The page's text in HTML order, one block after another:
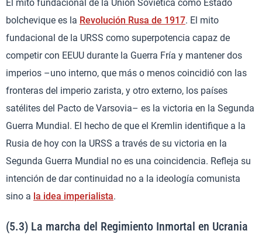
El mito fundacional de la Unión Soviética como Estado
bolchevique es la Revolución Rusa de 1917. El mito
fundacional de la URSS como superpotencia capaz de
competir con EEUU durante la Guerra Fría y mantener dos
imperios –uno interno, que más o menos coincidió con las
fronteras del imperio zarista, y otro externo, los países
satélites del Pacto de Varsovia– es la victoria en la Segunda
Guerra Mundial. El hecho de que el Kremlin identifique a la
Rusia de hoy con la URSS a través de su victoria en la
Segunda Guerra Mundial no es una coincidencia. Refleja su
intención de dar continuidad no a la ideología comunista
sino a la idea imperialista.
(5.3) La marcha del Regimiento Inmortal en Ucrania